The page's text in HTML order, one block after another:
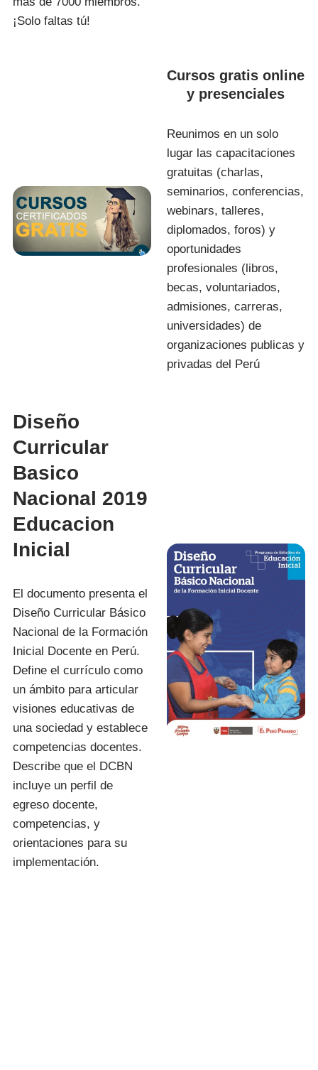
¡Solo faltas tú!
Cursos gratis online
y presenciales
Reunimos en un solo
lugar las capacitaciones
gratuitas (charlas,
seminarios, conferencias,
webinars, talleres,
diplomados, foros) y
oportunidades
profesionales (libros,
becas, voluntariados,
admisiones, carreras,
universidades) de
organizaciones publicas y
privadas del Perú
Diseño
Curricular
Basico
Nacional 2019
Educacion
Inicial
El documento presenta el
Diseño Curricular Básico
Nacional de la Formación
Inicial Docente en Perú.
Define el currículo como
un ámbito para articular
visiones educativas de
una sociedad y establece
competencias docentes.
Describe que el DCBN
incluye un perfil de
egreso docente,
competencias, y
orientaciones para su
implementación.